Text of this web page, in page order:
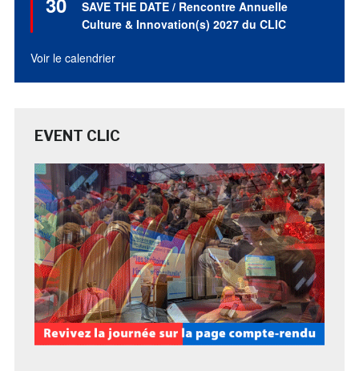
avant
SAVE THE DATE / Rencontre Annuelle
Culture & Innovation(s) 2027 du CLIC
Voir le calendrier
EVENT CLIC